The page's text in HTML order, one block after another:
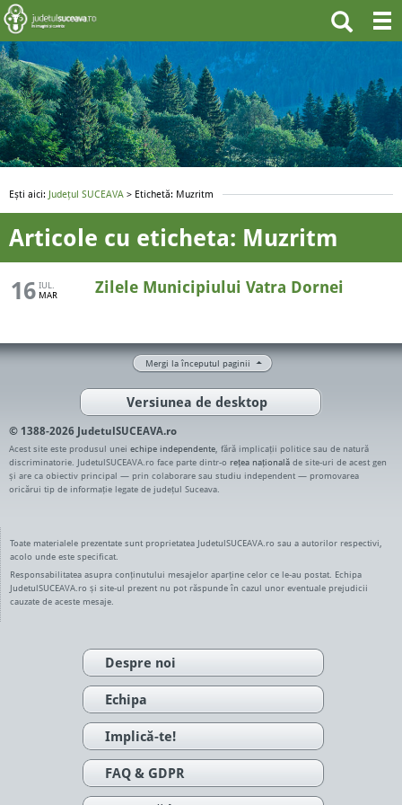
Ești aici: Județul SUCEAVA > Etichetă: Muzritm
Articole cu eticheta: Muzritm
Zilele Municipiului Vatra Dornei
16 IUL.
MAR
Mergi la începutul paginii
Versiunea de desktop
© 1388-2026 JudetulSUCEAVA.ro
Acest site este produsul unei echipe independente , fără implicații politice sau de natură
discriminatorie. JudetulSUCEAVA.ro face parte dintr-o rețea națională de site-uri de acest gen
și are ca obiectiv principal — prin colaborare sau studiu independent — promovarea
oricărui tip de informație legate de județul Suceava.
Toate materialele prezentate sunt proprietatea JudetulSUCEAVA.ro sau a autorilor respectivi,
acolo unde este specificat.
Responsabilitatea asupra conținutului mesajelor aparține celor ce le-au postat. Echipa
JudetulSUCEAVA.ro și site-ul prezent nu pot răspunde în cazul unor eventuale prejudicii
cauzate de aceste mesaje.
Despre noi
Echipa
Implică-te!
FAQ & GDPR